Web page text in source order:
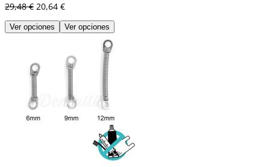
29,48 € 20,64 €
Ver opciones Ver opciones